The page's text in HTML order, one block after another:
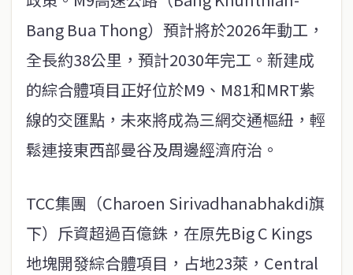
Bang Bua Thong）預計將於2026年動工，
全長約38公里，預計2030年完工。新建成
的綜合體項目正好位於M9、M81和MRT紫
線的交匯點，未來將成為三網交通樞紐，輕
鬆連接東西部曼谷及周邊經濟府治。
TCC集團（Charoen Sirivadhanabhakdi旗
下）斥資超過百億銖，在原先Big C Kings
地塊開發綜合體項目，占地23萊，Central